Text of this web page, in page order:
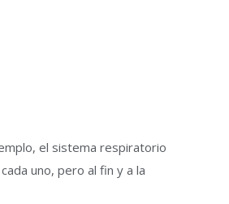
el sistema respiratorio
uno, pero al fin y a la